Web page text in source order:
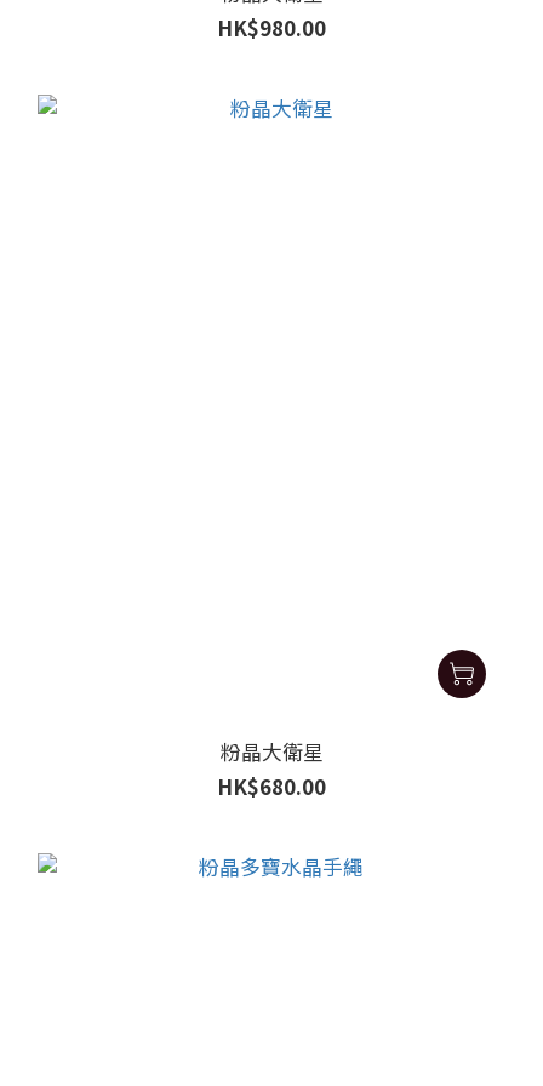
HK$980.00
粉晶大衛星
HK$680.00